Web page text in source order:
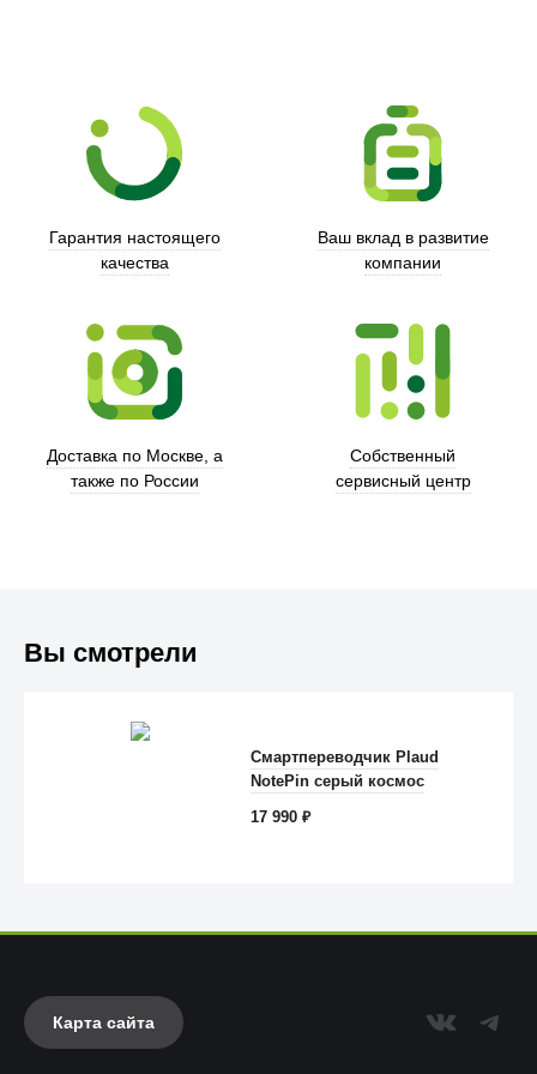
Гарантия настоящего
качества
Ваш вклад в развитие
компании
Доставка по Москве, а
также по России
Собственный
сервисный центр
Вы смотрели
Смартпереводчик Plaud
NotePin серый космос
17 990₽
Карта сайта